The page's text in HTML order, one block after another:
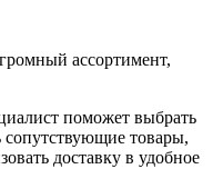
ассортимент,
поможет выбрать
товары,
доставку в удобное